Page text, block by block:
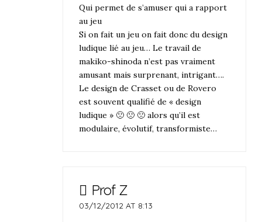
Qui permet de s’amuser qui a rapport
au jeu
Si on fait un jeu on fait donc du design
ludique lié au jeu… Le travail de
makiko-shinoda n’est pas vraiment
amusant mais surprenant, intrigant….
Le design de Crasset ou de Rovero
est souvent qualifié de « design
ludique » 🙁 🙁 🙁 alors qu’il est
modulaire, évolutif, transformiste…
Prof Z
03/12/2012 AT 8:13